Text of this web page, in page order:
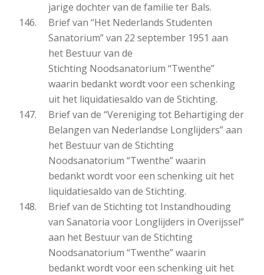
jarige dochter van de familie ter Bals.
Brief van “Het Nederlands Studenten
Sanatorium” van 22 september 1951 aan
het Bestuur van de
Stichting Noodsanatorium “Twenthe”
waarin bedankt wordt voor een schenking
uit het liquidatiesaldo van de Stichting.
Brief van de “Vereniging tot Behartiging der
Belangen van Nederlandse Longlijders” aan
het Bestuur van de Stichting
Noodsanatorium “Twenthe” waarin
bedankt wordt voor een schenking uit het
liquidatiesaldo van de Stichting.
Brief van de Stichting tot Instandhouding
van Sanatoria voor Longlijders in Overijssel”
aan het Bestuur van de Stichting
Noodsanatorium “Twenthe” waarin
bedankt wordt voor een schenking uit het